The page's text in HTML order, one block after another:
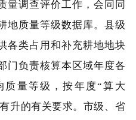
量调查评价工作，会同同
地质量等级数据库。县级
各类占用和补充耕地地块
门负责核算本区域年度各
量等级，按年度“算大
升的有关要求。市级、省